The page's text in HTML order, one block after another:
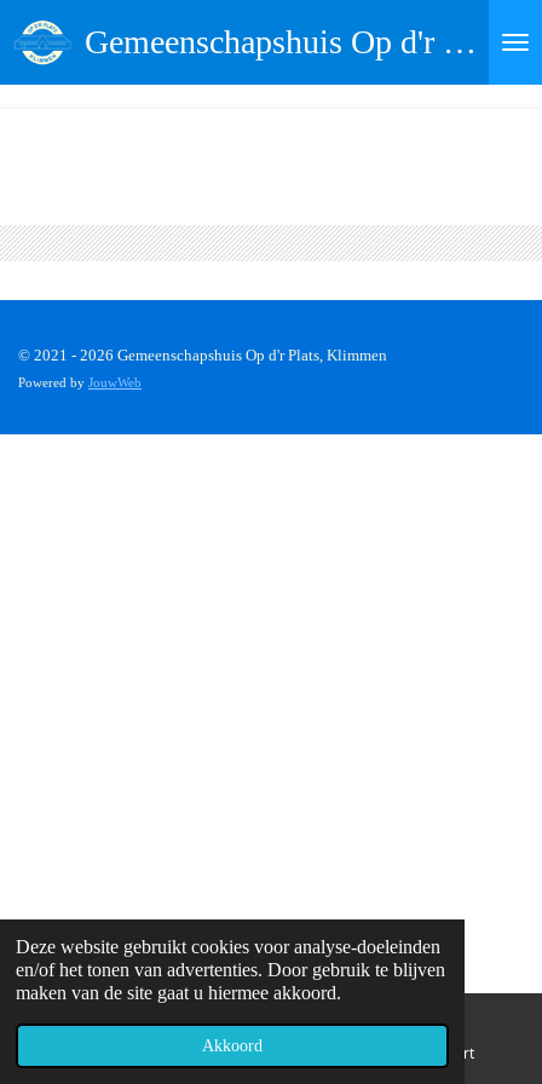
Deze website gebruikt cookies voor analyse-doeleinden
en/of het tonen van advertenties. Door gebruik te blijven
maken van de site gaat u hiermee akkoord.
Akkoord
Ga
direct
Gemeenschapshuis Op d'r Plats
© 2021 - 2026 Gemeenschapshuis Op d'r Plats, Klimmen
Powered by JouwWeb
Telefoonnummer Kaart